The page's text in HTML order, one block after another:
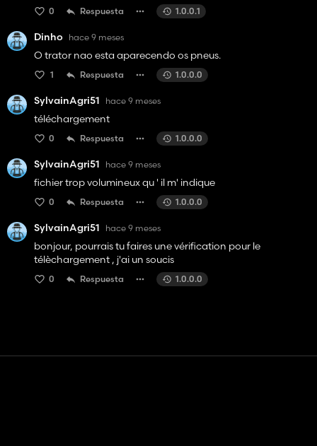
0 Respuesta 1.0.0.1
Dinho hace 9 meses
O trator nao esta aparecendo os pneus.
1 Respuesta 1.0.0.0
SylvainAgri51 hace 9 meses
téléchargement
0 Respuesta 1.0.0.0
SylvainAgri51 hace 9 meses
fichier trop volumineux qu ' il m' indique
0 Respuesta 1.0.0.0
SylvainAgri51 hace 9 meses
bonjour, pourrais tu faires une vérification pour le
télèchargement , j'ai un soucis
0 Respuesta 1.0.0.0